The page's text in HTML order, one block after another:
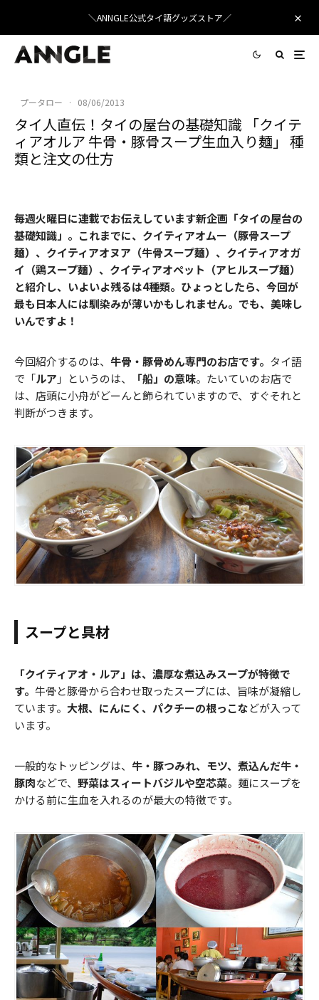
＼ANNGLE公式タイ語グッズストア／
プータロー · 08/06/2013
タイ人直伝！タイの屋台の基礎知識 「クイテ
ィアオルア 牛骨・豚骨スープ生血入り麺」 種
類と注文の仕方
毎週火曜日に連載でお伝えしています新企画「タイの屋台の
基礎知識」。これまでに、クイティアオムー（豚骨スープ
麺）、クイティアオヌア（牛骨スープ麺）、クイティアオガ
イ（鶏スープ麺）、クイティアオペット（アヒルスープ麺）
と紹介し、いよいよ残るは4種類。ひょっとしたら、今回が
最も日本人には馴染みが薄いかもしれません。でも、美味し
いんですよ！
今回紹介するのは、 牛骨・豚骨めん専門のお店です。 タイ語
で「ルア 」というのは、 「船」の意味。たいていのお店で
は、店頭に小舟がどーんと飾られていますので、すぐそれと
判断がつきます。
スープと具材
「クイティアオ・ルア」は、濃厚な煮込みスープが特徴で
す。 牛骨と豚骨から合わせ取ったスープには、旨味が凝縮し
ています。 大根、にんにく、パクチーの根っこなどが入って
います。
一般的なトッピングは、 牛・豚つみれ、モツ、煮込んだ牛・
豚肉などで、 野菜はスィートバジルや空芯菜。麺にスープを
かける前に生血を入れるのが最大の特徴です。